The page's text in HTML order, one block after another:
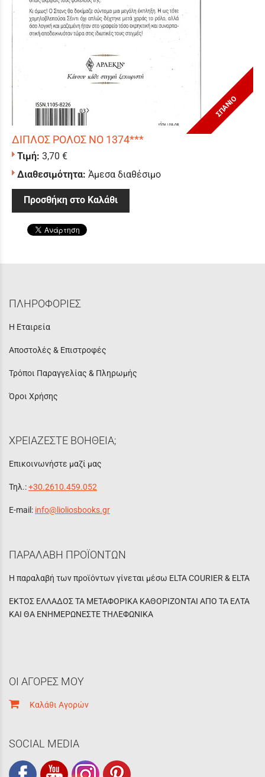
ΣΠΑΝΙΟ
ΔΙΠΛΟΣ ΡΟΛΟΣ ΝΟ 1374***
Τιμή: 3,70 €
Διαθεσιμότητα: Άμεσα διαθέσιμο
Προσθήκη στο Καλάθι
ΠΛΗΡΟΦΟΡΙΕΣ
Η Εταιρεία
Αποστολές & Επιστροφές
Τρόποι Παραγγελίας & Πληρωμής
Όροι Χρήσης
ΧΡΕΙΑΖΕΣΤΕ ΒΟΗΘΕΙΑ;
Επικοινωνήστε μαζί μας
Τηλ.:+30.2610.459.052
E-mail: info@lioliosbooks.gr
ΠΑΡΑΛΑΒΗ ΠΡΟΪΟΝΤΩΝ
Η παραλαβή των προϊόντων γίνεται μέσω ELTA COURIER & ELTA
ΕΚΤΟΣ ΕΛΛΑΔΟΣ ΤΑ ΜΕΤΑΦΟΡΙΚΑ ΚΑΘΟΡΙΖΟΝΤΑΙ ΑΠΟ ΤΑ ΕΛΤΑ
ΚΑΙ ΘΑ ΕΝΗΜΕΡΩΝΕΣΤΕ ΤΗΛΕΦΩΝΙΚΑ
ΟΙ ΑΓΟΡΕΣ ΜΟΥ
Καλάθι Αγορών
SOCIAL MEDIA